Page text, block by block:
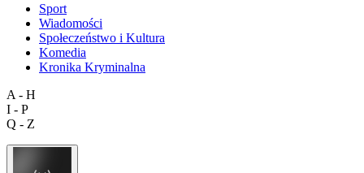
Sport
Wiadomości
Społeczeństwo i Kultura
Komedia
Kronika Kryminalna
A - H
I - P
Q - Z